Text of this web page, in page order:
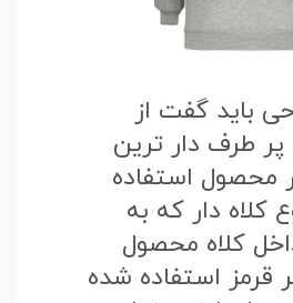
باید گفت از
طرف دار ترین
محصول استفاده
کلاه دار که به
کلاه محصول
قرمز استفاده شده